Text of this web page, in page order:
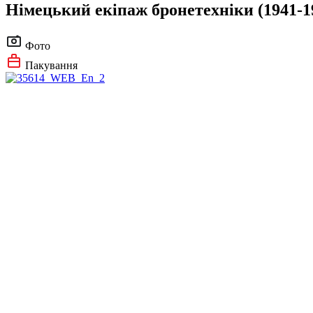
Німецький екіпаж бронетехніки (1941-
Фото
Пакування